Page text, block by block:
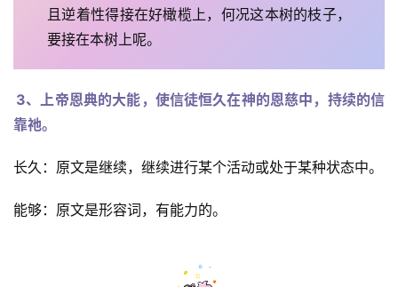
且逆着性得接在好橄榄上，何况这本树的枝子，
要接在本树上呢。
3、上帝恩典的大能，使信徒恒久在神的恩慈中，持续的信
靠祂。
长久：原文是继续，继续进行某个活动或处于某种状态中。
能够：原文是形容词，有能力的。